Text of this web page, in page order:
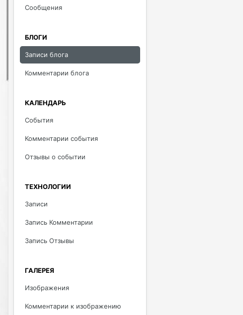
Сообщения
БЛОГИ
Записи блога
Комментарии блога
КАЛЕНДАРЬ
События
Комментарии события
Отзывы о событии
ТЕХНОЛОГИИ
Записи
Запись Комментарии
Запись Отзывы
ГАЛЕРЕЯ
Изображения
Комментарии к изображению